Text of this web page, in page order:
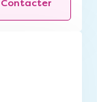
Contacter